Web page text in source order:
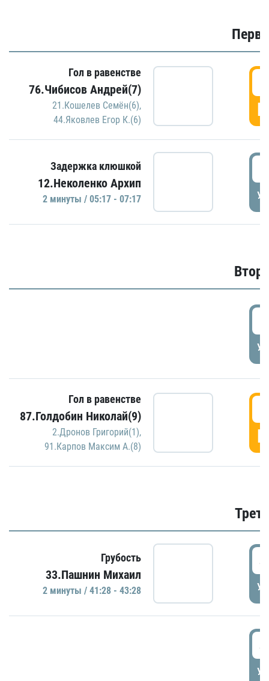
Гол в равенстве
76.Чибисов Андрей(7)
21.Кошелев Семён(6),
44.Яковлев Егор К.(6)
Задержка клюшкой
12.Неколенко Архип
2 минуты / 05:17 - 07:17
Гол в равенстве
87.Голдобин Николай(9)
2.Дронов Григорий(1),
91.Карпов Максим А.(8)
Грубость
33.Пашнин Михаил
2 минуты / 41:28 - 43:28